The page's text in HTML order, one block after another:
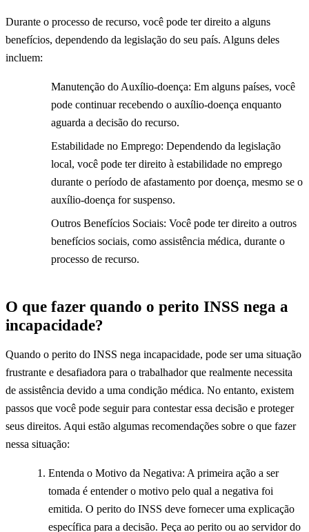
Durante o processo de recurso, você pode ter direito a alguns
benefícios, dependendo da legislação do seu país. Alguns deles
incluem:
Manutenção do Auxílio-doença: Em alguns países, você
pode continuar recebendo o auxílio-doença enquanto
aguarda a decisão do recurso.
Estabilidade no Emprego: Dependendo da legislação
local, você pode ter direito à estabilidade no emprego
durante o período de afastamento por doença, mesmo se o
auxílio-doença for suspenso.
Outros Benefícios Sociais: Você pode ter direito a outros
benefícios sociais, como assistência médica, durante o
processo de recurso.
O que fazer quando o perito INSS nega a
incapacidade?
Quando o perito do INSS nega incapacidade, pode ser uma situação
frustrante e desafiadora para o trabalhador que realmente necessita
de assistência devido a uma condição médica. No entanto, existem
passos que você pode seguir para contestar essa decisão e proteger
seus direitos. Aqui estão algumas recomendações sobre o que fazer
nessa situação:
Entenda o Motivo da Negativa: A primeira ação a ser
tomada é entender o motivo pelo qual a negativa foi
emitida. O perito do INSS deve fornecer uma explicação
específica para a decisão. Peça ao perito ou ao servidor do